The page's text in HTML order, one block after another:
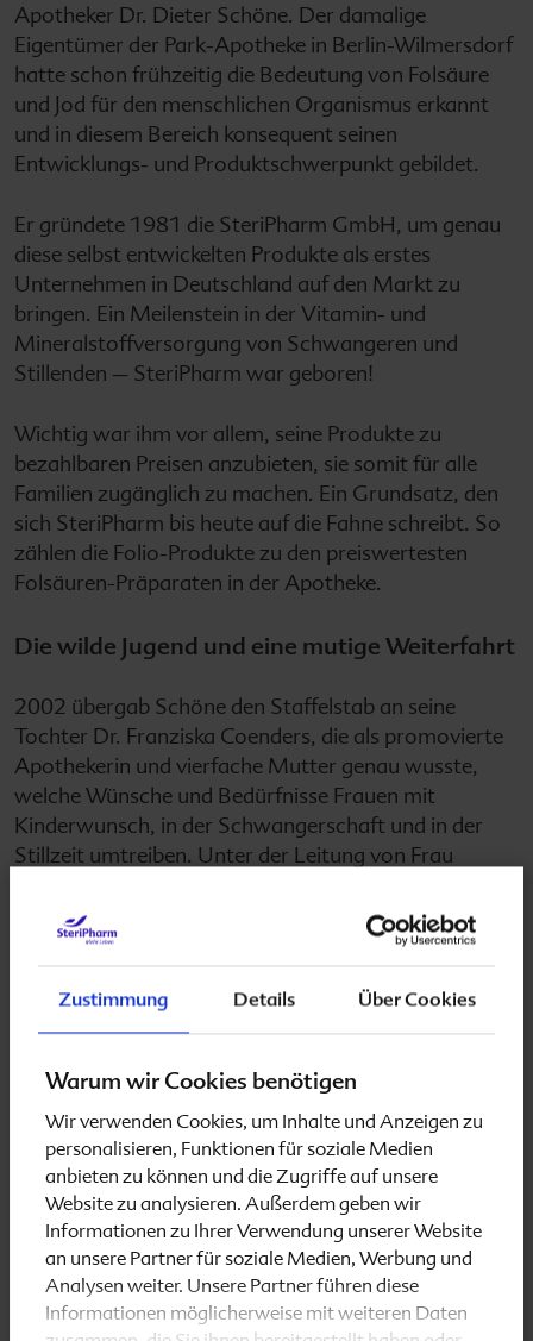
Zustimmung Details Über Cookies
Warum wir Cookies benötigen
Wir verwenden Cookies, um Inhalte und Anzeigen zu
personalisieren, Funktionen für soziale Medien
anbieten zu können und die Zugriffe auf unsere
Website zu analysieren. Außerdem geben wir
Informationen zu Ihrer Verwendung unserer Website
an unsere Partner für soziale Medien, Werbung und
Analysen weiter. Unsere Partner führen diese
Informationen möglicherweise mit weiteren Daten
Apotheker Dr. Dieter Schöne. Der damalige
Eigentümer der Park-Apotheke in Berlin-Wilmersdorf
hatte schon frühzeitig die Bedeutung von Folsäure
und Jod für den menschlichen Organismus erkannt
und in diesem Bereich konsequent seinen
Entwicklungs- und Produktschwerpunkt gebildet.
Er gründete 1981 die SteriPharm GmbH, um genau
diese selbst entwickelten Produkte als erstes
Unternehmen in Deutschland auf den Markt zu
bringen. Ein Meilenstein in der Vitamin- und
Mineralstoffversorgung von Schwangeren und
Stillenden – SteriPharm war geboren!
Wichtig war ihm vor allem, seine Produkte zu
bezahlbaren Preisen anzubieten, sie somit für alle
Familien zugänglich zu machen. Ein Grundsatz, den
sich SteriPharm bis heute auf die Fahne schreibt. So
zählen die Folio-Produkte zu den preiswertesten
Folsäuren-Präparaten in der Apotheke.
Die wilde Jugend und eine mutige Weiterfahrt
2002 übergab Schöne den Staffelstab an seine
Tochter Dr. Franziska Coenders, die als promovierte
Apothekerin und vierfache Mutter genau wusste,
welche Wünsche und Bedürfnisse Frauen mit
Kinderwunsch, in der Schwangerschaft und in der
Stillzeit umtreiben. Unter der Leitung von Frau
entwickelte neue Folsäure-Kombi-Produkte mit und
ohne Jod, mit
ein Mittel für das
Wohlbefinden in der Schwangerschaft oder auch
FolPlus, einem Nahrungsergänzungsmittel für
Frauen und Männer in der zweiten Lebenshälfte zur
Energie.
Mit kleinem Klick direkt zur Hand – kein
pragmatischer Teenager mehr!
MitFolioundFolio forteerzielt SteriPharm seit jeher
den stärksten Abverkauf – war doch schon die
Verpackung visionär. SteriPharm war das erste
Unternehmen, welches die kleinen hellgelben